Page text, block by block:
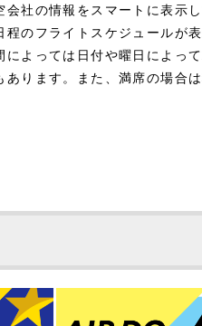
会社の情報をスマートに表示
程のフライトスケジュールが表
によっては日付や曜日によっ
あります。また、満席の場合